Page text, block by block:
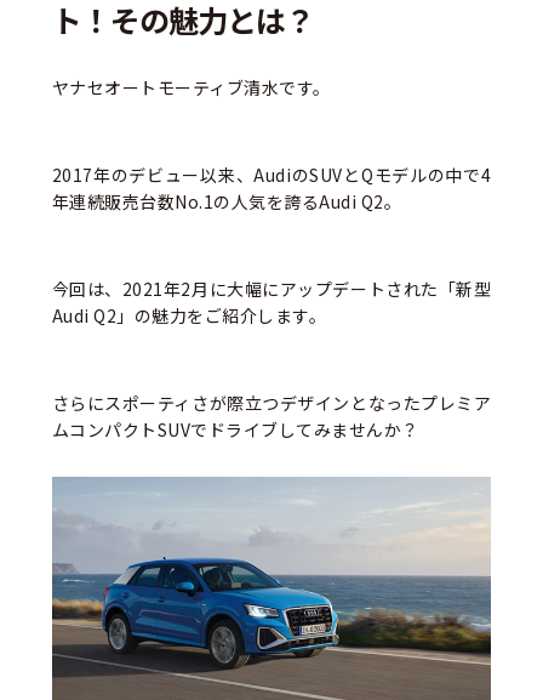
ト！その魅力とは？
ヤナセオートモーティブ清水です。
2017年のデビュー以来、AudiのSUVとQモデルの中で4
年連続販売台数No.1の人気を誇るAudi Q2。
今回は、2021年2月に大幅にアップデートされた「新型
Audi Q2」の魅力をご紹介します。
さらにスポーティさが際立つデザインとなったプレミア
ムコンパクトSUVでドライブしてみませんか？